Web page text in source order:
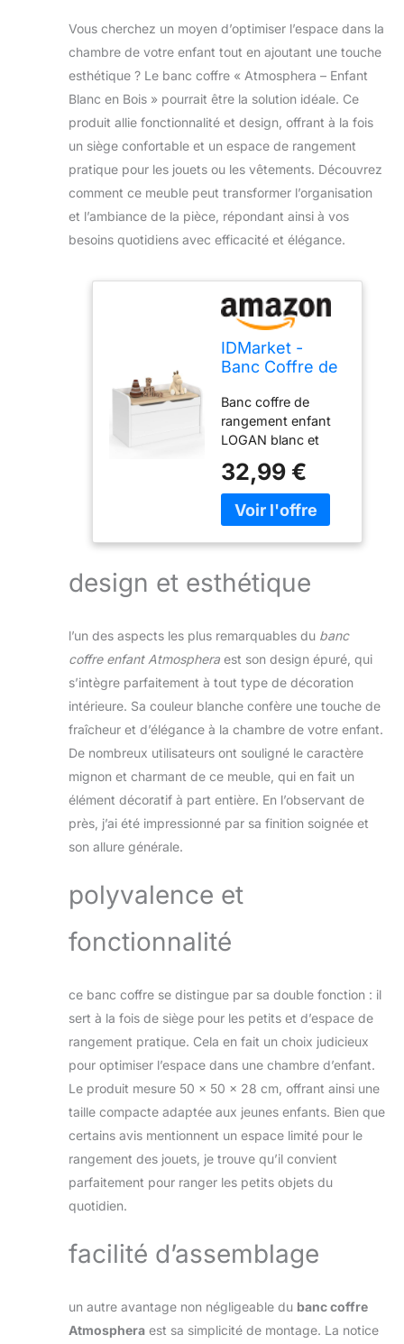
Vous cherchez un moyen d’optimiser l’espace dans la
chambre de votre enfant tout en ajoutant une touche
esthétique ? Le banc coffre « Atmosphera – Enfant
Blanc en Bois » pourrait être la solution idéale. Ce
produit allie fonctionnalité et design, offrant à la fois
un siège confortable et un espace de rangement
pratique pour les jouets ou les vêtements. Découvrez
comment ce meuble peut transformer l’organisation
et l’ambiance de la pièce, répondant ainsi à vos
besoins quotidiens avec efficacité et élégance.
IDMarket -
Banc Coffre de
Enfant Logan
60 cm
Banc coffre de
rangement enfant
LOGAN blanc et
meuble pour une
maxi capacité de
rangement
rangement mais
également
coffre est doté d'un
vérin certifié, il
permettra d'éviter
les risques de
pincement de doigt
Structure stable et
blanc et bois. Son
design sobre
s'intégrera dans
tous les types de
30 x H. 34,5 cm.
intérieures du coffre
: L. 57 x l. 26 x H.
32,99 €
design et esthétique
l’un des aspects les plus remarquables du banc
coffre enfant Atmosphera est son design épuré, qui
s’intègre parfaitement à tout type de décoration
intérieure. Sa couleur blanche confère une touche de
fraîcheur et d’élégance à la chambre de votre enfant.
De nombreux utilisateurs ont souligné le caractère
mignon et charmant de ce meuble, qui en fait un
élément décoratif à part entière. En l’observant de
près, j’ai été impressionné par sa finition soignée et
son allure générale.
polyvalence et
fonctionnalité
ce banc coffre se distingue par sa double fonction : il
sert à la fois de siège pour les petits et d’espace de
rangement pratique. Cela en fait un choix judicieux
pour optimiser l’espace dans une chambre d’enfant.
Le produit mesure 50 x 50 x 28 cm, offrant ainsi une
taille compacte adaptée aux jeunes enfants. Bien que
certains avis mentionnent un espace limité pour le
rangement des jouets, je trouve qu’il convient
parfaitement pour ranger les petits objets du
quotidien.
facilité d’assemblage
un autre avantage non négligeable du banc coffre
Atmosphera est sa simplicité de montage. La notice